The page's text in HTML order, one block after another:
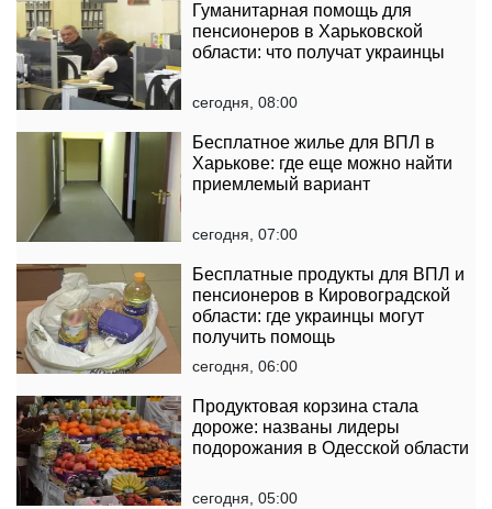
Гуманитарная помощь для
пенсионеров в Харьковской
области: что получат украинцы
сегодня, 08:00
Бесплатное жилье для ВПЛ в
Харькове: где еще можно найти
приемлемый вариант
сегодня, 07:00
Бесплатные продукты для ВПЛ и
пенсионеров в Кировоградской
области: где украинцы могут
получить помощь
сегодня, 06:00
Продуктовая корзина стала
дороже: названы лидеры
подорожания в Одесской области
сегодня, 05:00